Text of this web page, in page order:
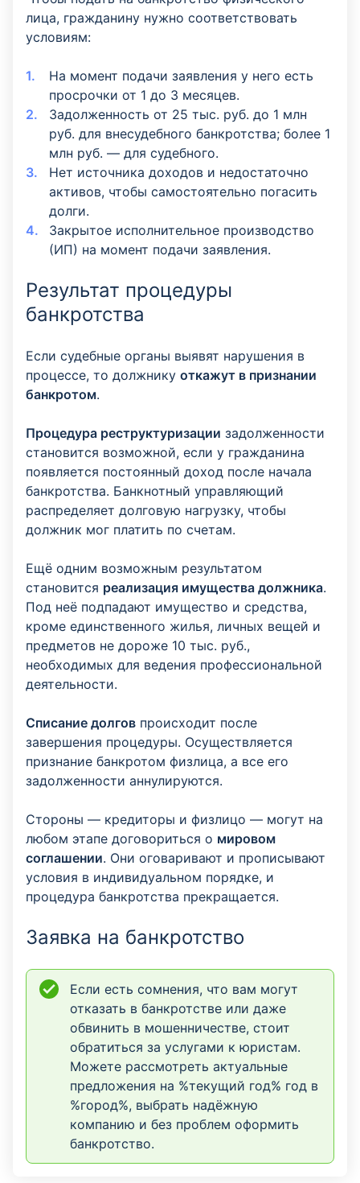
лица, гражданину нужно соответствовать
условиям:
На момент подачи заявления у него есть
просрочки от 1 до 3 месяцев.
Задолженность от 25 тыс. руб. до 1 млн
руб. для внесудебного банкротства; более 1
млн руб. — для судебного.
Нет источника доходов и недостаточно
активов, чтобы самостоятельно погасить
долги.
Закрытое исполнительное производство
(ИП) на момент подачи заявления.
Результат процедуры
банкротства
Если судебные органы выявят нарушения в
процессе, то должнику откажут в признании
банкротом.
Процедура реструктуризации задолженности
становится возможной, если у гражданина
появляется постоянный доход после начала
банкротства. Банкнотный управляющий
распределяет долговую нагрузку, чтобы
должник мог платить по счетам.
Ещё одним возможным результатом
становится реализация имущества должника.
Под неё подпадают имущество и средства,
кроме единственного жилья, личных вещей и
предметов не дороже 10 тыс. руб.,
необходимых для ведения профессиональной
деятельности.
Списание долгов происходит после
завершения процедуры. Осуществляется
признание банкротом физлица, а все его
задолженности аннулируются.
Стороны — кредиторы и физлицо — могут на
любом этапе договориться о мировом
соглашении. Они оговаривают и прописывают
условия в индивидуальном порядке, и
процедура банкротства прекращается.
Заявка на банкротство
Если есть сомнения, что вам могут
отказать в банкротстве или даже
обвинить в мошенничестве, стоит
обратиться за услугами к юристам.
Можете рассмотреть актуальные
предложения на %текущий год% год в
%город%, выбрать надёжную
компанию и без проблем оформить
банкротство.